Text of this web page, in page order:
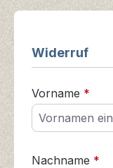
Widerruf
Vorname *
Nachname *